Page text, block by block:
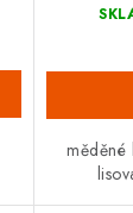
měděné